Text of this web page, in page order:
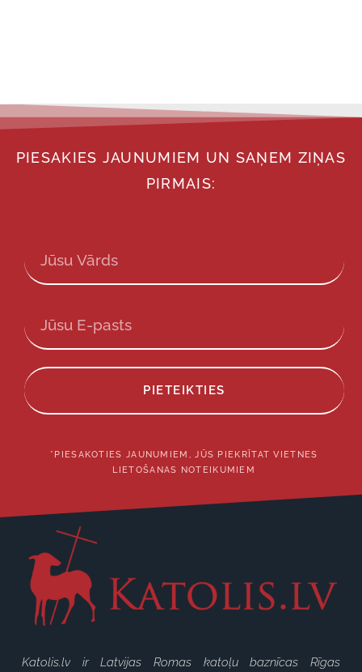
PIESAKIES JAUNUMIEM UN SAŅEM ZIŅAS
PIRMAIS:
PIETEIKTIES
*PIESAKOTIES JAUNUMIEM, JŪS PIEKRĪTAT VIETNES
LIETOŠANAS NOTEIKUMIEM
Katolis.lv ir Latvijas Romas katoļu baznīcas Rīgas